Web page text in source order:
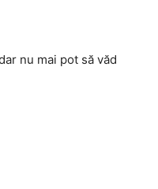
nu mai pot să văd